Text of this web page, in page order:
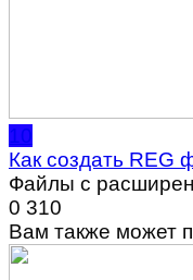
10
Как создать REG
Файлы с
0 310
Вам также может